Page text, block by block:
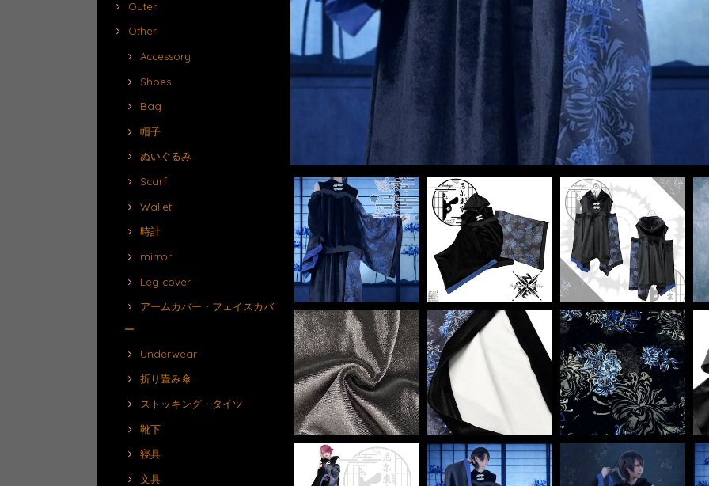
Outer
Other
Accessory
Shoes
Bag
帽子
ぬいぐるみ
Scarf
Wallet
時計
mirror
Leg cover
アームカバー・フェイスカバ
ー
Underwear
折り畳み傘
ストッキング・タイツ
靴下
寝具
文具